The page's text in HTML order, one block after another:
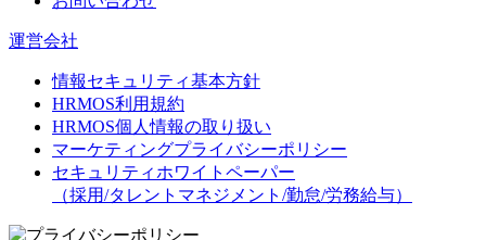
運営会社
情報セキュリティ基本方針
HRMOS利用規約
HRMOS個人情報の取り扱い
マーケティングプライバシーポリシー
セキュリティホワイトペーパー
（採用/タレントマネジメント/勤怠/労務給与）